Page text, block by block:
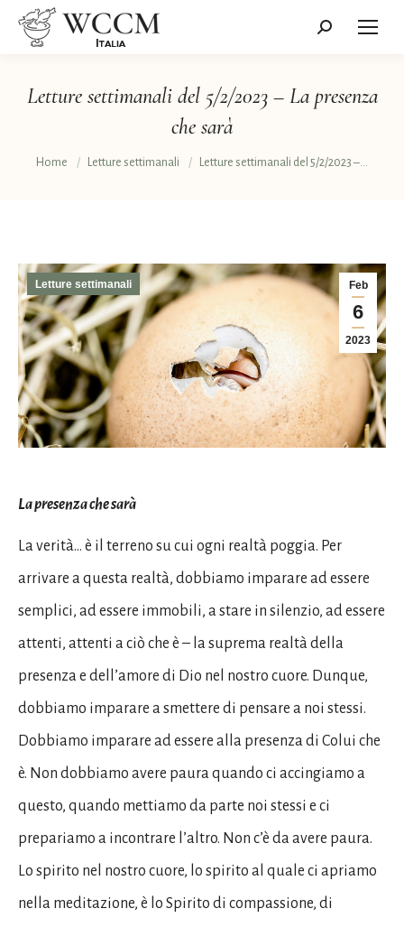
Cerca:
Letture settimanali del 5/2/2023 – La presenza
che sarà
Tu sei qui:
Home Letture settimanali Letture settimanali del 5/2/2023 –…
Feb
6
2023
Letture settimanali
La presenza che sarà
La verità… è il terreno su cui ogni realtà poggia. Per
arrivare a questa realtà, dobbiamo imparare ad essere
semplici, ad essere immobili, a stare in silenzio, ad essere
attenti, attenti a ciò che è – la suprema realtà della
presenza e dell’amore di Dio nel nostro cuore. Dunque,
dobbiamo imparare a smettere di pensare a noi stessi.
Dobbiamo imparare ad essere alla presenza di Colui che
è. Non dobbiamo avere paura quando ci accingiamo a
questo, quando mettiamo da parte noi stessi e ci
prepariamo a incontrare l’altro. Non c’è da avere paura.
Lo spirito nel nostro cuore, lo spirito al quale ci apriamo
nella meditazione, è lo Spirito di compassione, di